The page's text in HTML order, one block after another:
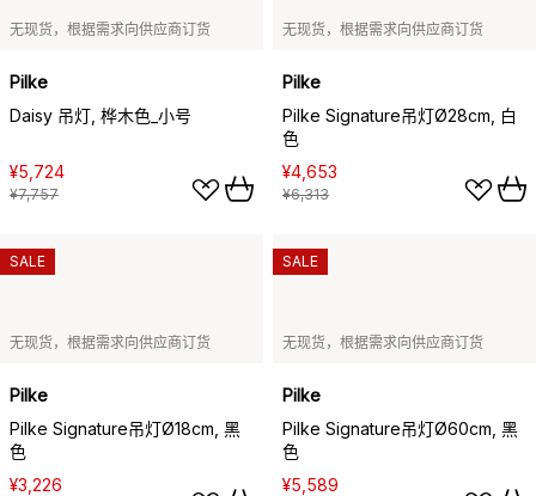
无现货，根据需求向供应商订货
Pilke
Daisy 吊灯, 桦木色_小号
¥5,724
¥7,757
无现货，根据需求向供应商订货
Pilke
Pilke Signature吊灯Ø28cm, 白
色
¥4,653
¥6,313
无现货，根据需求向供应商订货
Pilke
Pilke Signature吊灯Ø18cm, 黑
色
¥3,226
SALE
无现货，根据需求向供应商订货
Pilke
Pilke Signature吊灯Ø60cm, 黑
色
¥5,589
SALE